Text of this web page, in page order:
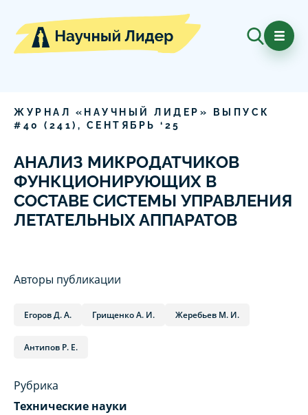
ЖУРНАЛ «НАУЧНЫЙ ЛИДЕР» ВЫПУСК
# 40 ( 241), СЕНТЯБРЬ ‘ 25
АНАЛИЗ МИКРОДАТЧИКОВ
ФУНКЦИОНИРУЮЩИХ В
СОСТАВЕ СИСТЕМЫ УПРАВЛЕНИЯ
ЛЕТАТЕЛЬНЫХ АППАРАТОВ
Авторы публикации
Егоров Д. А. Грищенко А. И. Жеребьев М. И.
Антипов Р. Е.
Рубрика
Технические науки